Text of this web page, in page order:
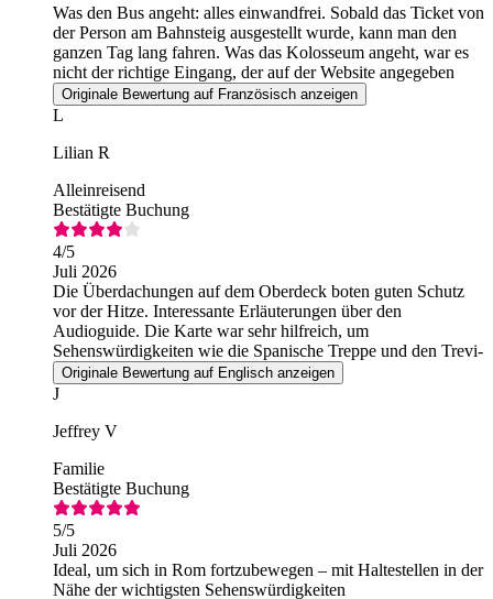
Was den Bus angeht: alles einwandfrei. Sobald das Ticket von
der Person am Bahnsteig ausgestellt wurde, kann man den
ganzen Tag lang fahren. Was das Kolosseum angeht, war es
nicht der richtige Eingang, der auf der Website angegeben
war.
Originale Bewertung auf Französisch anzeigen
L
Lilian R
Alleinreisend
Bestätigte Buchung
4/5
Juli 2026
Die Überdachungen auf dem Oberdeck boten guten Schutz
vor der Hitze. Interessante Erläuterungen über den
Audioguide. Die Karte war sehr hilfreich, um
Sehenswürdigkeiten wie die Spanische Treppe und den Trevi-
Brunnen zu finden.
Originale Bewertung auf Englisch anzeigen
J
Jeffrey V
Familie
Bestätigte Buchung
5/5
Juli 2026
Ideal, um sich in Rom fortzubewegen – mit Haltestellen in der
Nähe der wichtigsten Sehenswürdigkeiten